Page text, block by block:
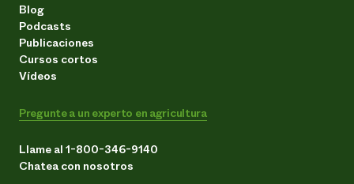
Blog
Podcasts
Publicaciones
Cursos cortos
Vídeos
Pregunte a un experto en agricultura
Llame al 1-800-346-9140
Chatea con nosotros